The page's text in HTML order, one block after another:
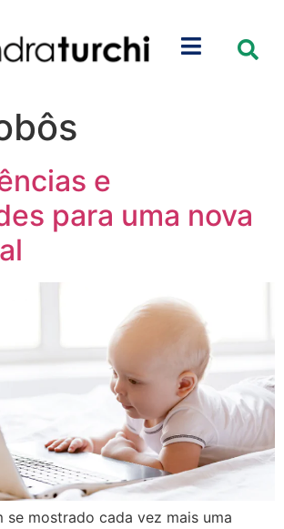
e
para uma nova
se mostrado cada vez mais uma